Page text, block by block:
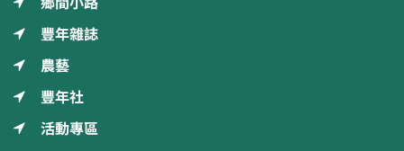
豐年雜誌
農藝
豐年社
活動專區